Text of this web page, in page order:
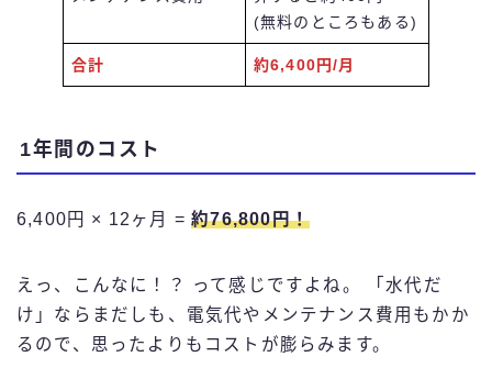
(無料のところもある)
合計 約6,400円/月
1年間のコスト
6,400円 × 12ヶ月 =約76,800円！
えっ、こんなに！？ って感じですよね。 「水代だ
け」ならまだしも、電気代やメンテナンス費用もかか
るので、思ったよりもコストが膨らみます。